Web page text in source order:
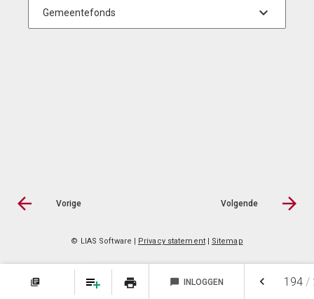
Vorige Volgende
© LIAS Software | Privacy statement| Sitemap
NOTITIES FAVORIETEN
library_books print chat_bubble INLOGGEN keyboard_arrow_left 194 /